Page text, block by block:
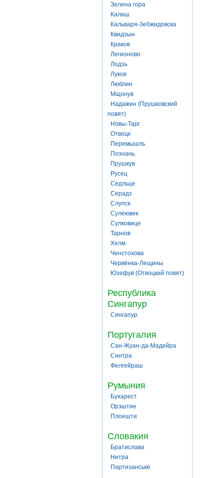
Зелена гора
Калиш
Кальваря-Зебжидовска
Квидзын
Краков
Легионово
Лодзь
Луков
Люблин
Мщонув
Надажин (Прушковский
повят)
Новы-Тарг
Отвоцк
Перемышль
Познань
Прушкув
Русец
Седльце
Серадз
Слупск
Сулеювек
Сулковице
Тарнов
Хелм
Ченстохова
Червёнка-Лещины
Юзефув (Отвоцкий повят)
Республика
Сингапур
Сингапур
Португалия
Сан-Жуан-да-Мадейра
Синтра
Фелгейраш
Румыния
Бухарест
Орэштие
Плоешти
Словакия
Братислава
Нитра
Партизанське